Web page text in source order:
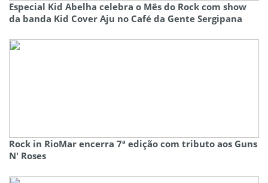
Especial Kid Abelha celebra o Mês do Rock com show
da banda Kid Cover Aju no Café da Gente Sergipana
Rock in RioMar encerra 7ª edição com tributo aos Guns
N' Roses